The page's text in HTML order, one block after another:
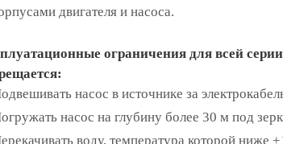
двигателя и насоса.
ограничения для всей
насос в источнике за
насос на глубину более 30 м под
воду, температура которой ниже